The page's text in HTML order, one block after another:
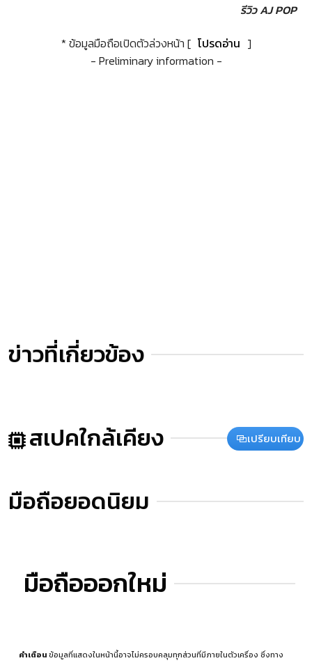
รีวิว AJ POP
* ข้อมูลมือถือเปิดตัวล่วงหน้า [ โปรดอ่าน ]
- Preliminary information -
ข่าวที่เกี่ยวข้อง
สเปคใกล้เคียง เปรียบเทียบ
มือถือยอดนิยม
มือถือออกใหม่
คำเตือนข้อมูลที่แสดงในหน้านี้อาจไม่ครอบคลุมทุกส่วนที่มีภายในตัวเครื่อง ซึ่งทาง